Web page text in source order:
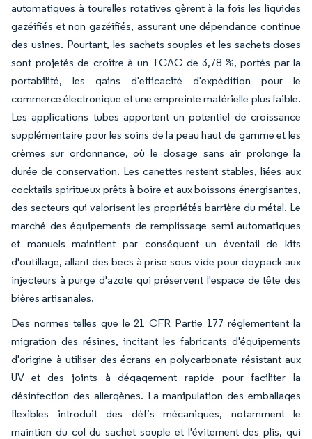
automatiques à tourelles rotatives gèrent à la fois les liquides
gazéifiés et non gazéifiés, assurant une dépendance continue
des usines. Pourtant, les sachets souples et les sachets-doses
sont projetés de croître à un TCAC de 3,78 %, portés par la
portabilité, les gains d'efficacité d'expédition pour le
commerce électronique et une empreinte matérielle plus faible.
Les applications tubes apportent un potentiel de croissance
supplémentaire pour les soins de la peau haut de gamme et les
crèmes sur ordonnance, où le dosage sans air prolonge la
durée de conservation. Les canettes restent stables, liées aux
cocktails spiritueux prêts à boire et aux boissons énergisantes,
des secteurs qui valorisent les propriétés barrière du métal. Le
marché des équipements de remplissage semi automatiques
et manuels maintient par conséquent un éventail de kits
d'outillage, allant des becs à prise sous vide pour doypack aux
injecteurs à purge d'azote qui préservent l'espace de tête des
bières artisanales.
Des normes telles que le 21 CFR Partie 177 réglementent la
migration des résines, incitant les fabricants d'équipements
d'origine à utiliser des écrans en polycarbonate résistant aux
UV et des joints à dégagement rapide pour faciliter la
désinfection des allergènes. La manipulation des emballages
flexibles introduit des défis mécaniques, notamment le
maintien du col du sachet souple et l'évitement des plis, qui